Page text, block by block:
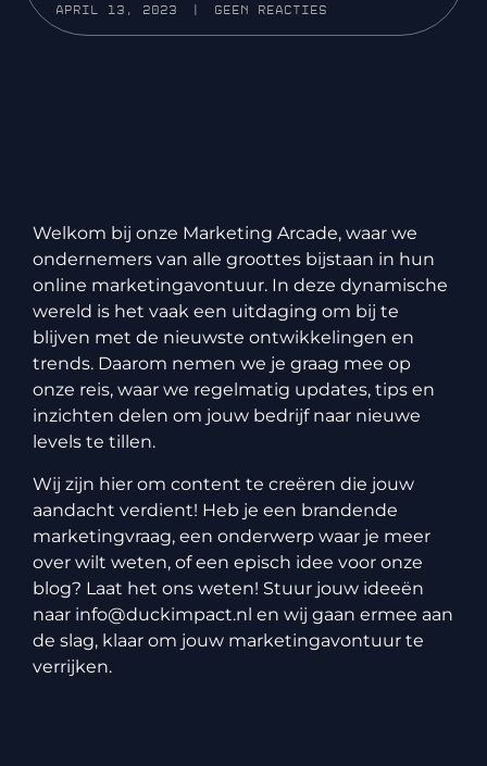
april 13, 2023 Geen reacties
Welkom bij onze Marketing Arcade, waar we
ondernemers van alle groottes bijstaan in hun
online marketingavontuur. In deze dynamische
wereld is het vaak een uitdaging om bij te
blijven met de nieuwste ontwikkelingen en
trends. Daarom nemen we je graag mee op
onze reis, waar we regelmatig updates, tips en
inzichten delen om jouw bedrijf naar nieuwe
levels te tillen.
Wij zijn hier om content te creëren die jouw
aandacht verdient! Heb je een brandende
marketingvraag, een onderwerp waar je meer
over wilt weten, of een episch idee voor onze
blog? Laat het ons weten! Stuur jouw ideeën
naar info@duckimpact.nl en wij gaan ermee aan
de slag, klaar om jouw marketingavontuur te
verrijken.